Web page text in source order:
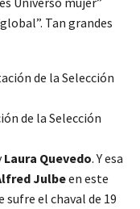
Tan grandes
de la Selección
Laura Quevedo. Y esa
Julbeen este
sufre el chaval de 19